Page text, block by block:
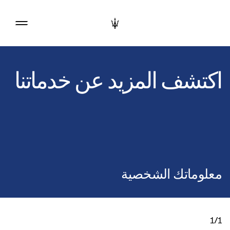
اكتشف المزيد عن خدماتنا
معلوماتك الشخصية
1/1